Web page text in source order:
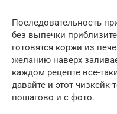
Последовательность
без выпечки
готовятся коржи из
желанию наверх
каждом рецепте все-
давайте и этот
пошагово и с фото.